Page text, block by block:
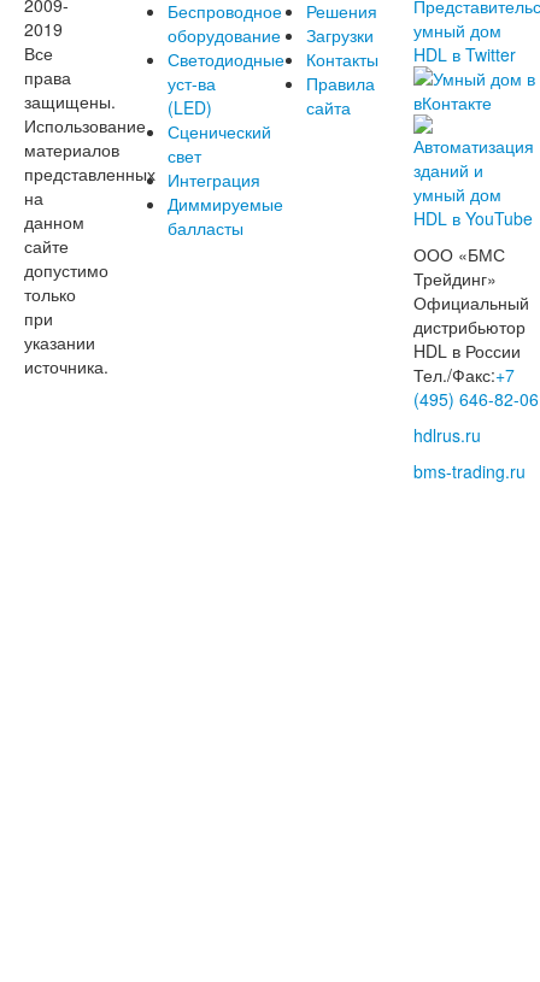
2009-
2019
Все
права
защищены.
Использование
материалов
представленных
на
данном
сайте
допустимо
только
при
указании
источника.
Беспроводное
оборудование
Светодиодные
уст-ва
(LED)
Сценический
свет
Интеграция
Диммируемые
балласты
Решения
Загрузки
Контакты
Правила
сайта
ООО «БМС
Трейдинг»
Официальный
дистрибьютор
HDL в России
Тел./Факс:+7
(495) 646-82-06
hdlrus.ru
bms-trading.ru